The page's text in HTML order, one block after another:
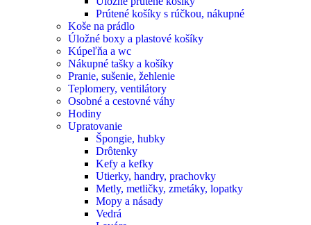
Prútené košíky s rúčkou, nákupné
Koše na prádlo
Úložné boxy a plastové košíky
Kúpeľňa a wc
Nákupné tašky a košíky
Pranie, sušenie, žehlenie
Teplomery, ventilátory
Osobné a cestovné váhy
Hodiny
Upratovanie
Špongie, hubky
Drôtenky
Kefy a kefky
Utierky, handry, prachovky
Metly, metličky, zmetáky, lopatky
Mopy a násady
Vedrá